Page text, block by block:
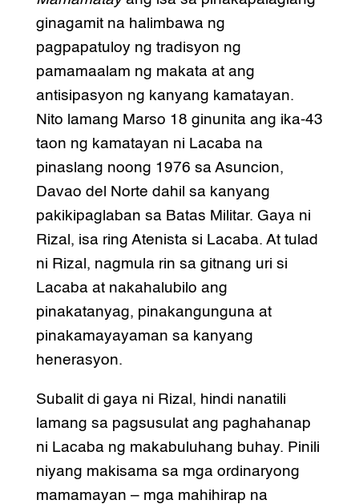
ginagamit na halimbawa ng
pagpapatuloy ng tradisyon ng
pamamaalam ng makata at ang
antisipasyon ng kanyang kamatayan.
Nito lamang Marso 18 ginunita ang ika-43
taon ng kamatayan ni Lacaba na
pinaslang noong 1976 sa Asuncion,
Davao del Norte dahil sa kanyang
pakikipaglaban sa Batas Militar. Gaya ni
Rizal, isa ring Atenista si Lacaba. At tulad
ni Rizal, nagmula rin sa gitnang uri si
Lacaba at nakahalubilo ang
pinakatanyag, pinakangunguna at
pinakamayayaman sa kanyang
henerasyon.
Subalit di gaya ni Rizal, hindi nanatili
lamang sa pagsusulat ang paghahanap
ni Lacaba ng makabuluhang buhay. Pinili
niyang makisama sa mga ordinaryong
mamamayan – mga mahihirap na